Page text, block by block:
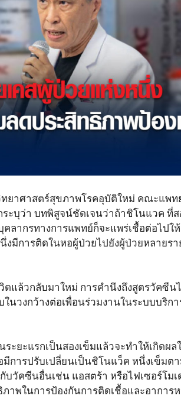
ยาศาสตร์สุขภาพโรคอุบัติใหม่ คณะแพท
ะบุว่า บทพิสูจน์ชัดเจนว่าถ้าชิโนแวค ที่ส
ลากรทางการแพทย์ก็จะแพร่เชื้อต่อไปใ
มีการติดในหอผู้ป่วยไปยังผู้ป่วยหลายร
แล้วกลับมาใหม่ การคำนึงถึงสูตรวัคซีน
นวงกว้างต่อเพื่อนร่วมงานในระบบบริกา
ะยะแรกเป็นสองเข็มแล้วจะทำให้เกิดผล
การปรับเปลี่ยนเป็นชิโนแว็ค หนึ่งเข็มต
บวัคซีนอื่นเช่น แอสตร้า หรือไฟเซอร์โม
าพในการป้องกันการติดเชื้อและอาการ